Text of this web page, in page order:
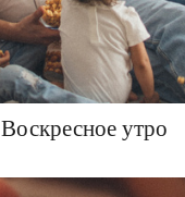
Воскресное утро